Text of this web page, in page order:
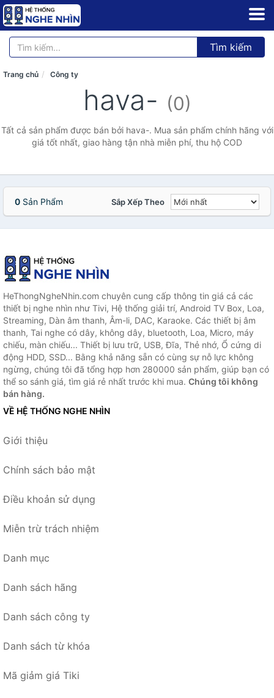
Tìm kiếm
Trang chủ Công ty
hava- (0)
Tất cả sản phẩm được bán bởi hava-. Mua sản phẩm chính hãng với
giá tốt nhất, giao hàng tận nhà miễn phí, thu hộ COD
0 Sản Phẩm Sắp Xếp Theo
HeThongNgheNhin.com chuyên cung cấp thông tin giá cả các
thiết bị nghe nhìn như Tivi, Hệ thống giải trí, Android TV Box, Loa,
Streaming, Dàn âm thanh, Âm-li, DAC, Karaoke. Các thiết bị âm
thanh, Tai nghe có dây, không dây, bluetooth, Loa, Micro, máy
chiếu, màn chiếu... Thiết bị lưu trữ, USB, Đĩa, Thẻ nhớ, Ổ cứng di
động HDD, SSD... Bằng khả năng sẵn có cùng sự nỗ lực không
ngừng, chúng tôi đã tổng hợp hơn 280000 sản phẩm, giúp bạn có
thể so sánh giá, tìm giá rẻ nhất trước khi mua. Chúng tôi không
bán hàng.
VỀ HỆ THỐNG NGHE NHÌN
Giới thiệu
Chính sách bảo mật
Điều khoản sử dụng
Miễn trừ trách nhiệm
Danh mục
Danh sách hãng
Danh sách công ty
Danh sách từ khóa
Mã giảm giá Tiki